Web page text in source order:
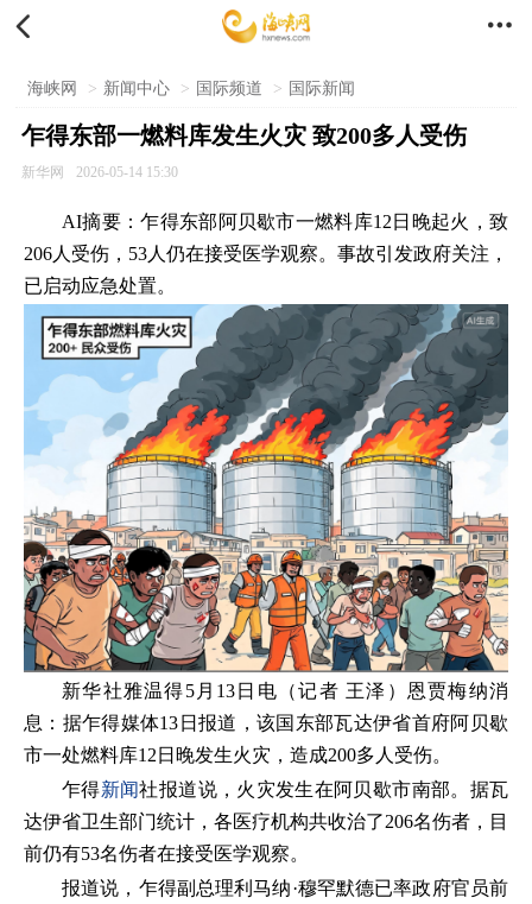
 
海峡网 > 新闻中心 > 国际频道 > 国际新闻
乍得东部一燃料库发生火灾 致200多人受伤
新华网 2026-05-14 15:30
AI摘要：乍得东部阿贝歇市一燃料库12日晚起火，致
206人受伤，53人仍在接受医学观察。事故引发政府关注，
已启动应急处置。
新华社雅温得5月13日电（记者 王泽）恩贾梅纳消
息：据乍得媒体13日报道，该国东部瓦达伊省首府阿贝歇
市一处燃料库12日晚发生火灾，造成200多人受伤。
乍得新闻社报道说，火灾发生在阿贝歇市南部。据瓦
达伊省卫生部门统计，各医疗机构共收治了206名伤者，目
前仍有53名伤者在接受医学观察。
报道说，乍得副总理利马纳·穆罕默德已率政府官员前